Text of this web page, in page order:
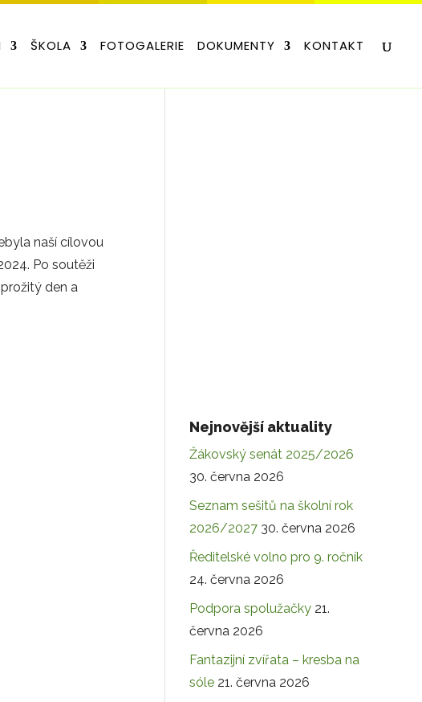
ŠKOLA FOTOGALERIE DOKUMENTY KONTAKT
naší cílovou
Po soutěži
den a
Nejnovější aktuality
Žákovský senát 2025/2026
30. června 2026
Seznam sešitů na školní rok
2026/2027 30. června 2026
Ředitelské volno pro 9. ročník
24. června 2026
Podpora spolužačky 21.
června 2026
Fantazijní zvířata – kresba na
sóle 21. června 2026